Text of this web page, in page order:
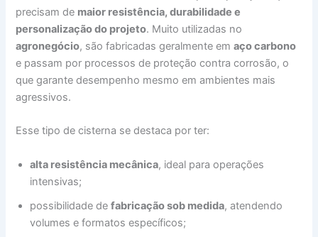
precisam de maior resistência, durabilidade e
personalização do projeto. Muito utilizadas no
agronegócio, são fabricadas geralmente emaço carbono
e passam por processos de proteção contra corrosão, o
que garante desempenho mesmo em ambientes mais
agressivos.
Esse tipo de cisterna se destaca por ter:
alta resistência mecânica, ideal para operações
intensivas;
possibilidade defabricação sob medida, atendendo
volumes e formatos específicos;